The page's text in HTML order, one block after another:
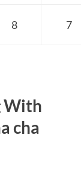
8 7
With
cha